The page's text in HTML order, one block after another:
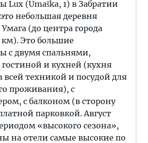
Lux (Umaška, 1) в Забратии
небольшая деревня
(до центра города
Это большие
с двумя спальнями,
и кухней (кухня
всей техникой и посудой для
проживания), с
с балконом (в сторону
парковкой. Август
«высокого сезона»,
на отели самые высокие по